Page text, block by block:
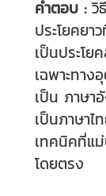
คำตอบ :วิ
ประโยคย
เป็นประโ
เฉพาะทา
เป็น ภาษา
เป็นภาษาไ
เทคนิคที่แ
โดยตรง